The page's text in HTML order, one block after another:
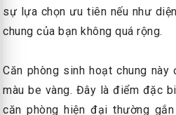
sự lựa chọn ưu tiên nếu như
chung của bạn không quá rộng.
Căn phòng sinh hoạt chung
màu be vàng. Đây là điểm đặc
căn phòng hiện đại thường